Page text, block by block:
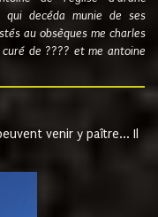
qui decéda munie de ses
au obsèques me charles
de ???? et me antoine
venir y paître... Il